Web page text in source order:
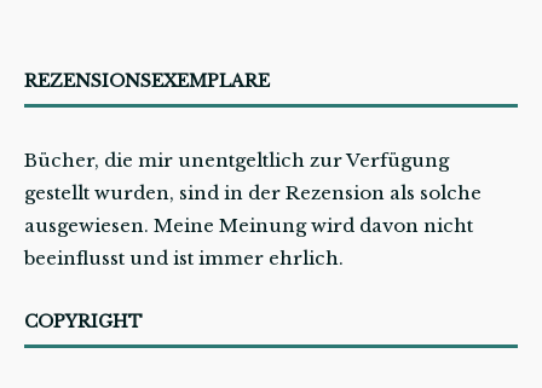
REZENSIONSEXEMPLARE
Bücher, die mir unentgeltlich zur Verfügung
gestellt wurden, sind in der Rezension als solche
ausgewiesen. Meine Meinung wird davon nicht
beeinflusst und ist immer ehrlich.
COPYRIGHT